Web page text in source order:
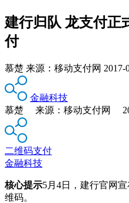
建行归队 龙支付正
付
慕楚 来源： 移动支付网 2017-
金融科技
慕楚 来源：移动支付网
二维码支付
金融科技
核心提示5月4日，建行官网
维码。